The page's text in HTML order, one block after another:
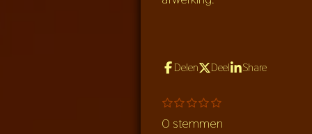
Delen Deel Share
R
a
1
t
2
t
3
t
4
t
5
t
S
t
0 stemmen